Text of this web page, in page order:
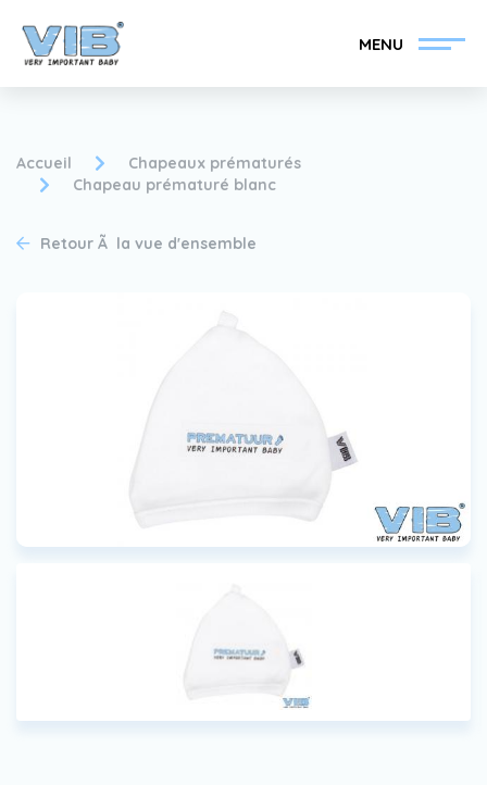
MENU
Devenir un revendeur
VIB®
Accueil
Chapeaux prématurés
Chapeau prématuré blanc
Retour Ã la vue d'ensemble